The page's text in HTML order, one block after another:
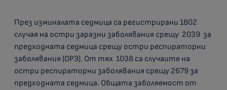
През изминалата седмица са регистрирани 1802
случая на остри заразни заболявания срещу 2039 за
предходната седмица срещу остри респираторни
заболявания (ОРЗ). От тях 1038 са случаите на
остри респираторни заболявания срещу 2679 за
предходната седмица. Общата заболяемост от